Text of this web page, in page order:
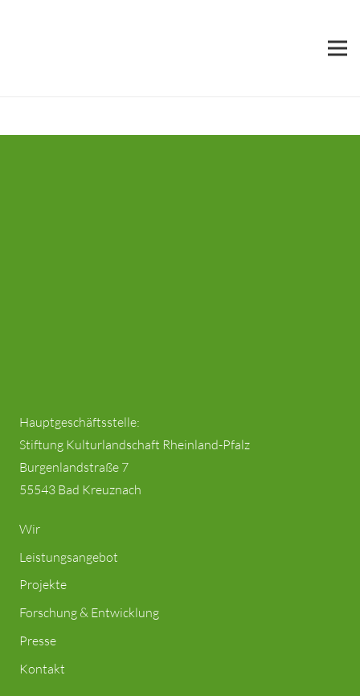
Hauptgeschäftsstelle:
Stiftung Kulturlandschaft Rheinland-Pfalz
Burgenlandstraße 7
55543 Bad Kreuznach
Wir
Leistungsangebot
Projekte
Forschung & Entwicklung
Presse
Kontakt